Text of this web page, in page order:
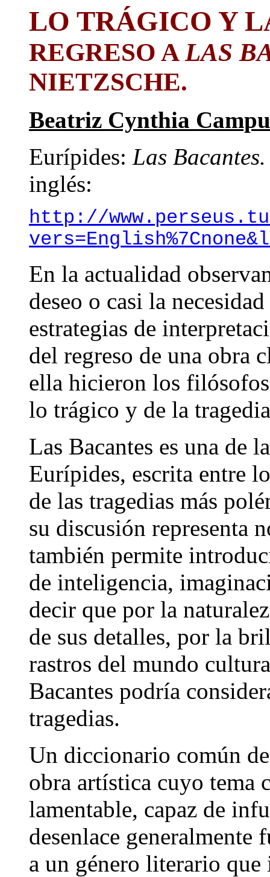
LO TRÁGICO Y
REGRESO ALAS
NIETZSCHE.
Beatriz Cynthia
Eurípides: Las
inglés:
http://
En la actualidad
deseo o casi la
estrategias de
del regreso de una obra
ella hicieron los
lo trágico y de la
Las Bacantes es una de
Eurípides, escrita entre
de las tragedias más
su discusión representa
también permite
de inteligencia,
decir que por la
de sus detalles, por la
rastros del mundo
Bacantes podría
tragedias.
Un diccionario común
obra artística cuyo tema
lamentable, capaz de
desenlace generalmente
a un género literario